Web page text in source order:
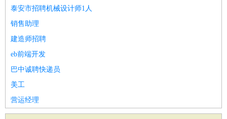
泰安市招聘机械设计师1人
销售助理
建造师招聘
eb前端开发
巴中诚聘快递员
美工
营运经理